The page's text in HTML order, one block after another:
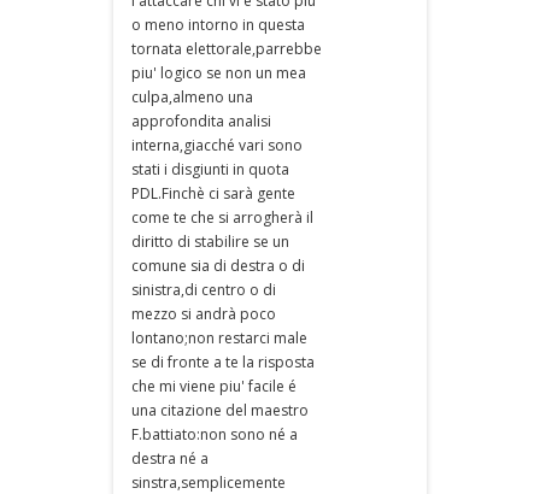
o meno intorno in questa
tornata elettorale,parrebbe
piu' logico se non un mea
culpa,almeno una
approfondita analisi
interna,giacché vari sono
stati i disgiunti in quota
PDL.Finchè ci sarà gente
come te che si arrogherà il
diritto di stabilire se un
comune sia di destra o di
sinistra,di centro o di
mezzo si andrà poco
lontano;non restarci male
se di fronte a te la risposta
che mi viene piu' facile é
una citazione del maestro
F.battiato:non sono né a
destra né a
sinstra,semplicemente